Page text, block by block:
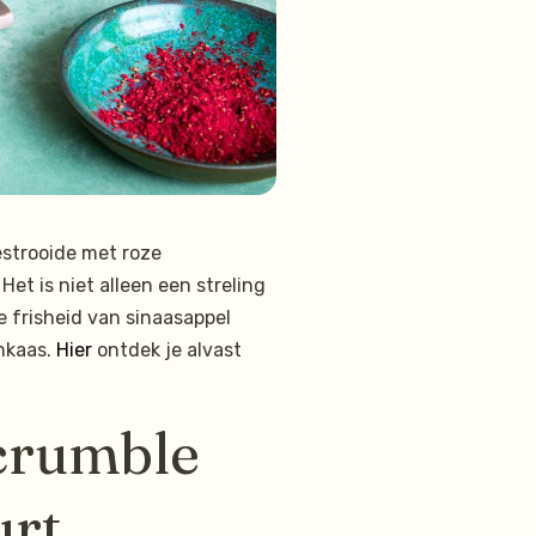
met roze
is niet alleen een streling
frisheid van sinaasappel
Hier ontdek je alvast